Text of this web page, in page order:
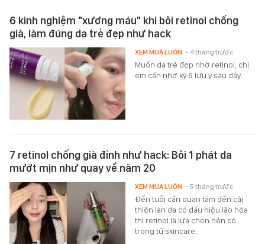
6 kinh nghiệm "xương máu" khi bôi retinol chống
già, làm đúng da trẻ đẹp như hack
Muốn da trẻ đẹp nhờ retinol, chị
em cần nhớ kỹ 6 lưu ý sau đây.
XEM MUA LUÔN - 4 tháng trước
7 retinol chống già đỉnh như hack: Bôi 1 phát da
mướt mịn như quay về năm 20
Đến tuổi cần quan tâm đến cải
thiện làn da có dấu hiệu lão hóa
thì retinol là lựa chọn nên có
trong tủ skincare.
XEM MUA LUÔN - 5 tháng trước